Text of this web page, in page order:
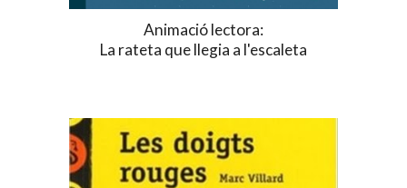
Animació lectora:
La rateta que llegia a l'escaleta